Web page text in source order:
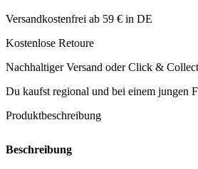
Hilo
Menge
Versandkostenfrei ab 59 € in DE
Kostenlose Retoure
Nachhaltiger Versand oder Click &
Du kaufst regional und bei einem jungen
Produktbeschreibung
Beschreibung